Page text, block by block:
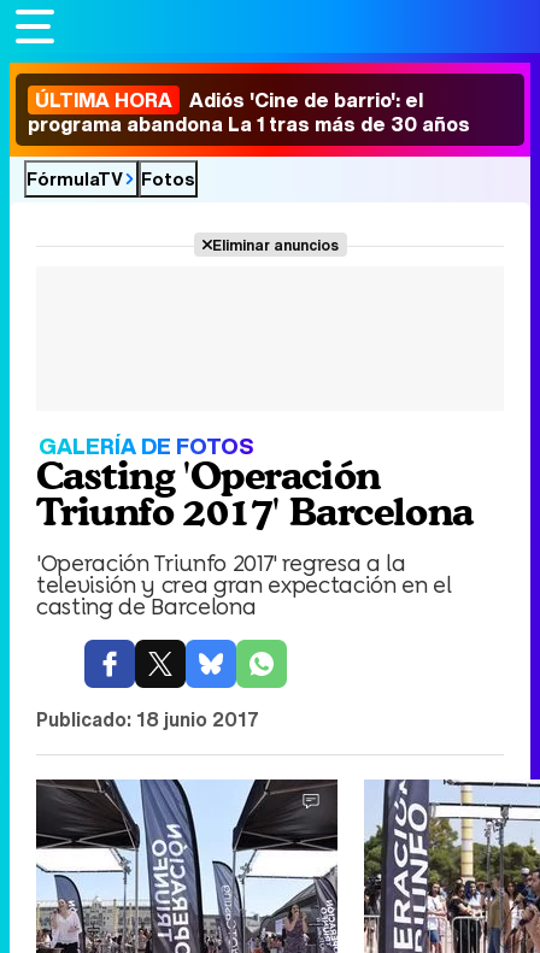
ÚLTIMA HORA Adiós 'Cine de barrio': el
programa abandona La 1 tras más de 30 años
FórmulaTV Fotos
Eliminar anuncios
GALERÍA DE FOTOS
Casting 'Operación
Triunfo 2017' Barcelona
'Operación Triunfo 2017' regresa a la
televisión y crea gran expectación en el
casting de Barcelona
Publicado: 18 junio 2017